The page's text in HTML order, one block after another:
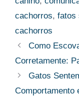
cachorros, fatos
cachorros
Como
Corretamente:
Gatos
Comportamento